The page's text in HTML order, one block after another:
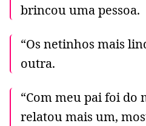
brincou uma pessoa.
“Os netinhos mais
outra.
“Com meu pai foi do
relatou mais um,